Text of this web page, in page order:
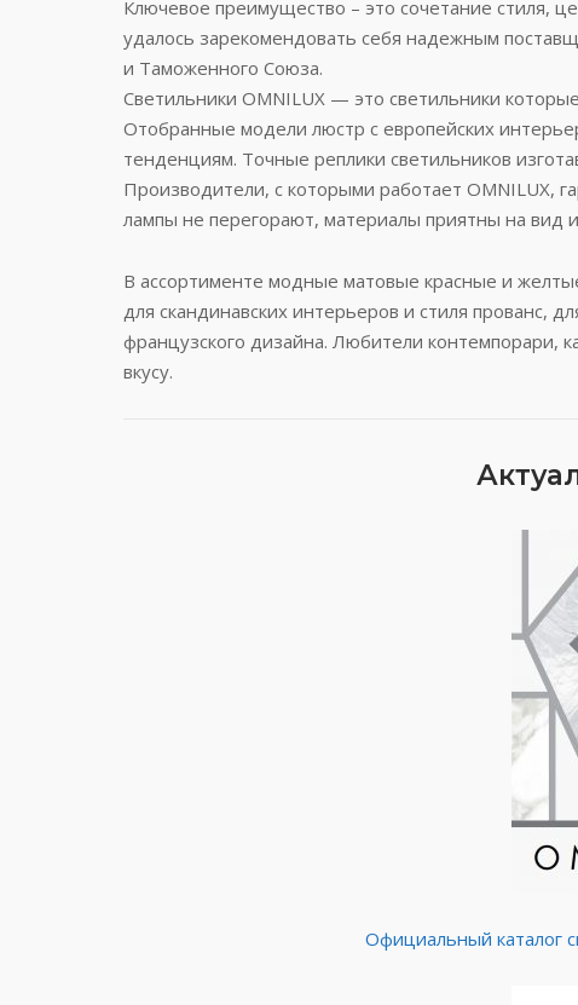
Ключевое преимущество – это сочетание стиля,
удалось зарекомендовать себя надежным
и Таможенного Союза.
Светильники OMNILUX — это светильники
Отобранные модели люстр с европейских
тенденциям. Точные реплики светильников
Производители, с которыми работает OMNILUX,
лампы не перегорают, материалы приятны на вид
В ассортименте модные матовые красные и
для скандинавских интерьеров и стиля прованс,
французского дизайна. Любители контемпорари,
вкусу.
Официальный каталог